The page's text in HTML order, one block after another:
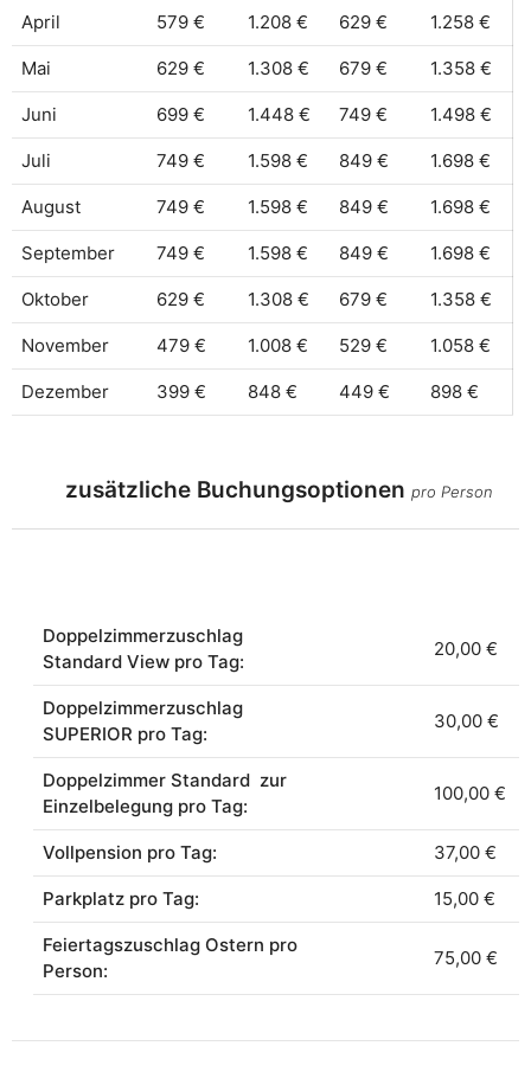
April 579 € 1.208 € 629 € 1.258 €
Mai 629 € 1.308 € 679 € 1.358 €
Juni 699 € 1.448 € 749 € 1.498 €
Juli 749 € 1.598 € 849 € 1.698 €
August 749 € 1.598 € 849 € 1.698 €
September 749 € 1.598 € 849 € 1.698 €
Oktober 629 € 1.308 € 679 € 1.358 €
November 479 € 1.008 € 529 € 1.058 €
Dezember 399 € 848 € 449 € 898 €
zusätzliche Buchungsoptionen pro Person
Doppelzimmerzuschlag
Standard View pro Tag:
20,00 €
Doppelzimmerzuschlag
SUPERIOR pro Tag:
30,00 €
Doppelzimmer Standard zur
Einzelbelegung pro Tag:
100,00 €
Vollpension pro Tag: 37,00 €
Parkplatz pro Tag: 15,00 €
Feiertagszuschlag Ostern pro
Person:
75,00 €